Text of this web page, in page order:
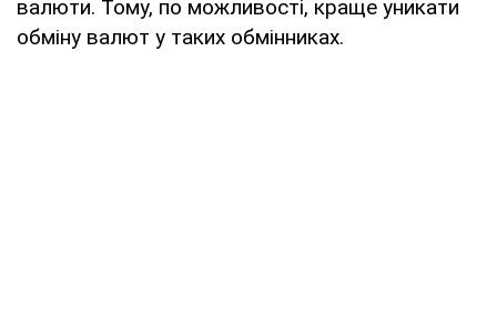
валюти. Тому, по можливості, краще уникати
обміну валют у таких обмінниках.